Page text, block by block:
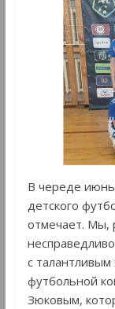
В череде
детского
отмечает. Мы,
с
футбольной
Зюковым,